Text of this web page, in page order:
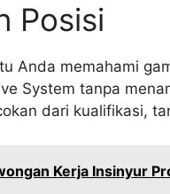
Posisi
Anda memahami
System tanpa
dari kualifikasi,
Kerja Insinyur